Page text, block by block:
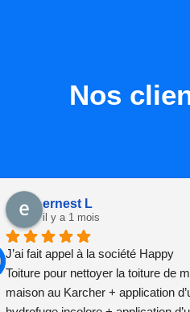
Nos
ernest L
il y a 1 mois
J’ai fait appel à la société Happy
Toiture pour nettoyer la toiture de
maison au Karcher + application